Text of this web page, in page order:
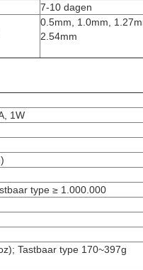
7-10 dagen
0.5mm, 1.0mm,
2.54mm
1W
type ≥ 1.000.000
Tastbaar type 170~397g